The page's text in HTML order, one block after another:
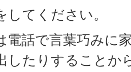
してください。
電話で言葉巧みに
したりすることか